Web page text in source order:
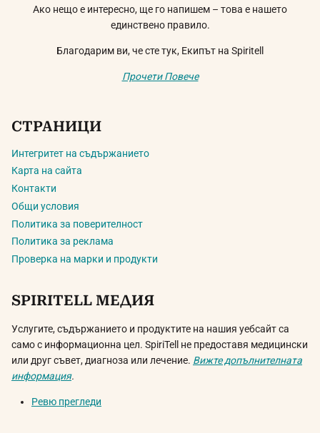
Ако нещо е интересно, ще го напишем – това е нашето
единствено правило.
Благодарим ви, че сте тук, Екипът на Spiritell
Прочети Повече
СТРАНИЦИ
Интегритет на съдържанието
Карта на сайта
Контакти
Общи условия
Политика за поверителност
Политика за реклама
Проверка на марки и продукти
SPIRITELL МЕДИЯ
Услугите, съдържанието и продуктите на нашия уебсайт са
само с информационна цел. SpiriTell не предоставя медицински
или друг съвет, диагноза или лечение. Вижте допълнителната
информация.
Ревю прегледи